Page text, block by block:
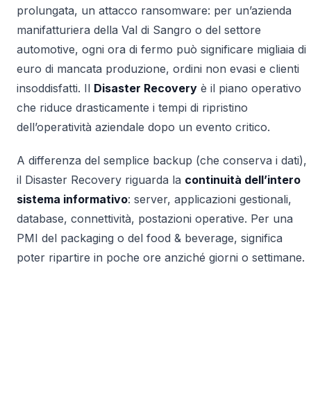
prolungata, un attacco ransomware: per un’azienda
manifatturiera della Val di Sangro o del settore
automotive, ogni ora di fermo può significare migliaia di
euro di mancata produzione, ordini non evasi e clienti
insoddisfatti. Il Disaster Recovery è il piano operativo
che riduce drasticamente i tempi di ripristino
dell’operatività aziendale dopo un evento critico.
A differenza del semplice backup (che conserva i dati),
il Disaster Recovery riguarda la continuità dell’intero
sistema informativo: server, applicazioni gestionali,
database, connettività, postazioni operative. Per una
PMI del packaging o del food & beverage, significa
poter ripartire in poche ore anziché giorni o settimane.